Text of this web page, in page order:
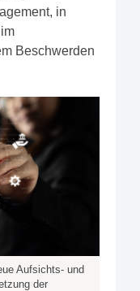
in
Beschwerden
Aufsichts- und
der